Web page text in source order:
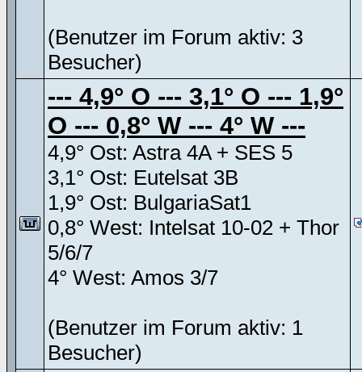
(Benutzer im Forum aktiv: 3
Besucher)
--- 4,9° O --- 3,1° O --- 1,9°
O --- 0,8° W --- 4° W ---
4,9° Ost: Astra 4A + SES 5
3,1° Ost: Eutelsat 3B
1,9° Ost: BulgariaSat1
0,8° West: Intelsat 10-02 + Thor
5/6/7
4° West: Amos 3/7
(Benutzer im Forum aktiv: 1
Besucher)